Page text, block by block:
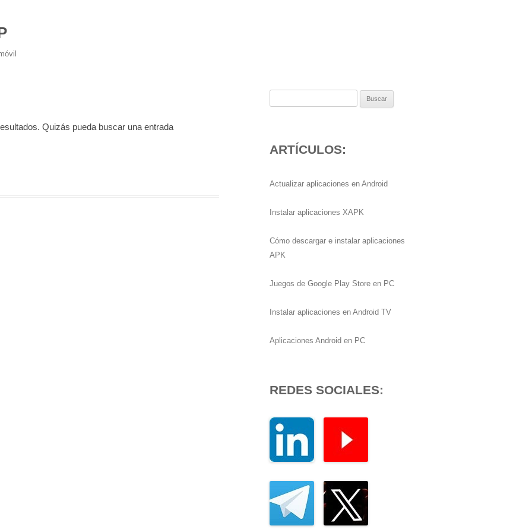
Quizás pueda buscar una entrada
ARTÍCULOS:
Actualizar aplicaciones en Android
Instalar aplicaciones XAPK
Cómo descargar e instalar aplicaciones
APK
Juegos de Google Play Store en PC
Instalar aplicaciones en Android TV
Aplicaciones Android en PC
REDES SOCIALES: